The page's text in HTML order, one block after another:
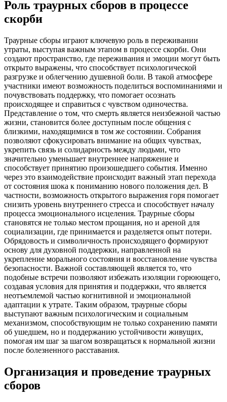
Роль траурных сборов в процессе
скорби
Траурные сборы играют ключевую роль в переживании
утраты, выступая важным этапом в процессе скорби. Они
создают пространство, где переживания и эмоции могут быть
открыто выражены, что способствует психологической
разгрузке и облегчению душевной боли. В такой атмосфере
участники имеют возможность поделиться воспоминаниями и
почувствовать поддержку, что помогает осознать
происходящее и справиться с чувством одиночества.
Представление о том, что смерть является неизбежной частью
жизни, становится более доступным после общения с
близкими, находящимися в том же состоянии. Собрания
позволяют сфокусировать внимание на общих чувствах,
укрепить связь и солидарность между людьми, что
значительно уменьшает внутреннее напряжение и
способствует принятию произошедшего события. Именно
через это взаимодействие происходит важный этап перехода
от состояния шока к пониманию нового положения дел. В
частности, возможность открытого выражения горя помогает
снизить уровень внутреннего стресса и способствует началу
процесса эмоционального исцеления. Траурные сборы
становятся не только местом прощания, но и ареной для
социализации, где принимается и разделяется опыт потери.
Обрядовость и символичность происходящего формируют
основу для духовной поддержки, направленной на
укрепление морального состояния и восстановление чувства
безопасности. Важной составляющей является то, что
подобные встречи позволяют избежать изоляции горюющего,
создавая условия для принятия и поддержки, что является
неотъемлемой частью когнитивной и эмоциональной
адаптации к утрате. Таким образом, траурные сборы
выступают важным психологическим и социальным
механизмом, способствующим не только сохранению памяти
об ушедшем, но и поддержанию устойчивости живущих,
помогая им шаг за шагом возвращаться к нормальной жизни
после болезненного расставания.
Организация и проведение траурных
сборов